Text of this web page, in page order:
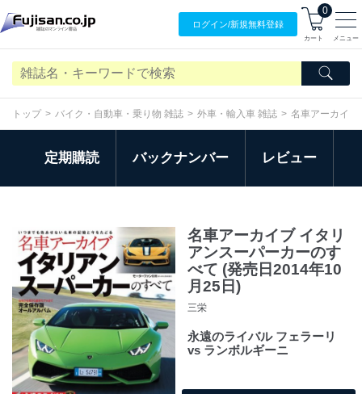
ログイン/新規無料登録
0
カート メニュー
トップ バイク・自動車・乗り物 雑誌 外車・輸入車 雑誌 名車アーカイブ
定期購読 バックナンバー レビュー
名車アーカイブ イタリ
アンスーパーカーのす
べて (発売日2014年10
月25日)
三栄
永遠のライバル フェラーリ
vs ランボルギーニ